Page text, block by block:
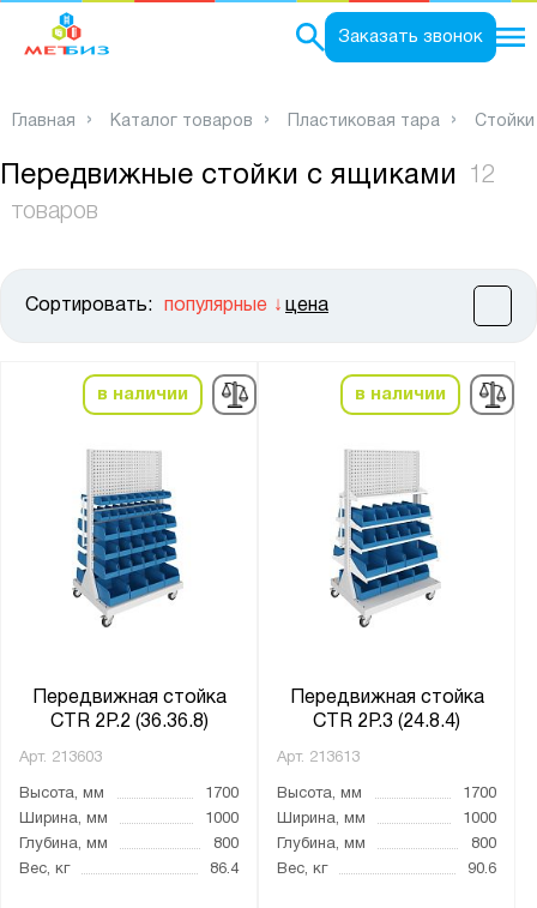
Заказать звонок
Главная Каталог товаров Пластиковая тара
Передвижные стойки с ящиками
12
товаров
Сортировать: популярные цена
в наличии
Передвижная стойка
CTR 2P.2 (36.36.8)
Арт. 213603
Высота, мм
1700
Ширина, мм
1000
Глубина, мм
800
Вес, кг
86.4
в наличии
Передвижная стойка
CTR 2P.3 (24.8.4)
Арт. 213613
Высота, мм
1700
Ширина, мм
1000
Глубина, мм
800
Вес, кг
90.6
Ширина, мм:
от до
Цвет:
Телегрей 4 (RAL 7047)
Количество лотков: